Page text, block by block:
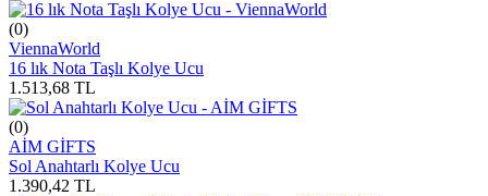
(0)
ViennaWorld
16 lık Nota Taşlı Kolye Ucu
1.513,68 TL
(0)
AİM GİFTS
Sol Anahtarlı Kolye Ucu
1.390,42 TL